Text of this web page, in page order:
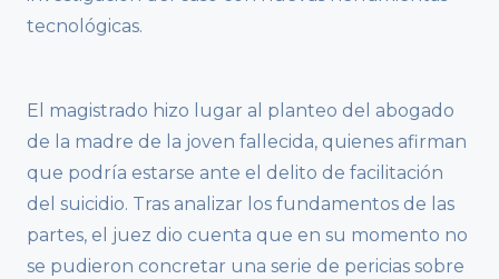
tecnológicas.
El magistrado hizo lugar al planteo del abogado
de la madre de la joven fallecida, quienes afirman
que podría estarse ante el delito de facilitación
del suicidio. Tras analizar los fundamentos de las
partes, el juez dio cuenta que en su momento no
se pudieron concretar una serie de pericias sobre